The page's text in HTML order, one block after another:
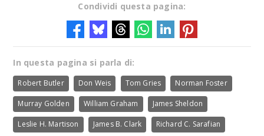
Condividi questa pagina:
In questa pagina si parla di:
Robert Butler Don Weis Tom Gries Norman Foster
Murray Golden William Graham James Sheldon
Leslie H. Martison James B. Clark Richard C. Sarafian